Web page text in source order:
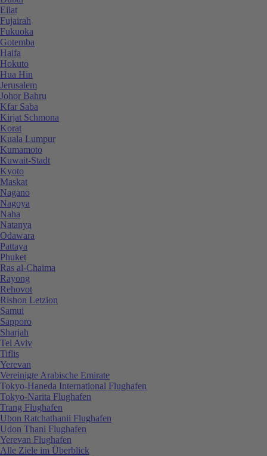
Eilat
Fujairah
Fukuoka
Gotemba
Haifa
Hokuto
Hua Hin
Jerusalem
Johor Bahru
Kfar Saba
Kirjat Schmona
Korat
Kuala Lumpur
Kumamoto
Kuwait-Stadt
Kyoto
Maskat
Nagano
Nagoya
Naha
Natanya
Odawara
Pattaya
Phuket
Ras al-Chaima
Rayong
Rehovot
Rishon Letzion
Samui
Sapporo
Sharjah
Tel Aviv
Tiflis
Yerevan
Vereinigte Arabische Emirate
Tokyo-Haneda International Flughafen
Tokyo-Narita Flughafen
Trang Flughafen
Ubon Ratchathanii Flughafen
Udon Thani Flughafen
Yerevan Flughafen
Alle Ziele im Überblick